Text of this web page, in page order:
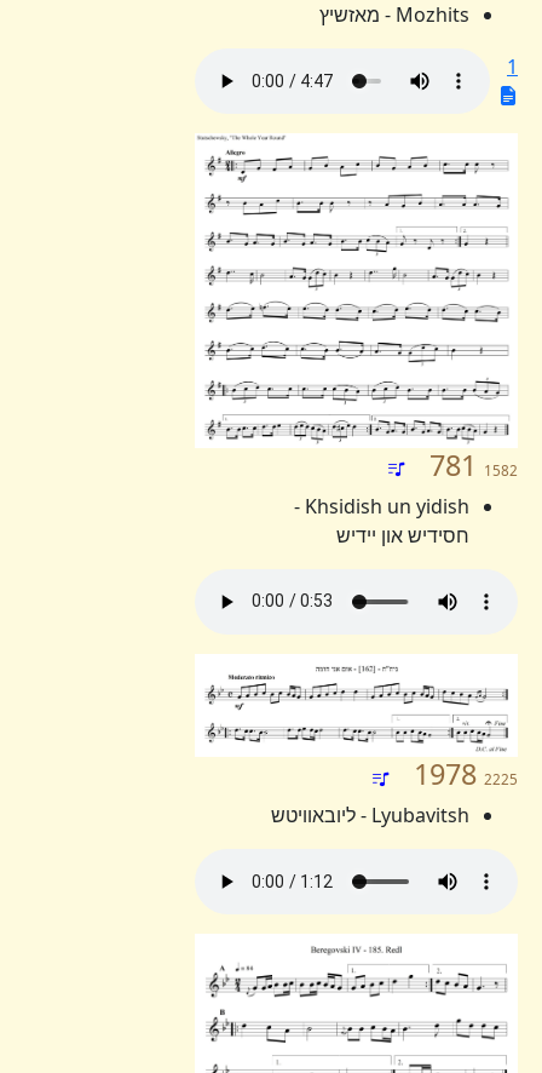
Mozhits - מאזשיץ
781 1582
Khsidish un yidish -
חסידיש און יידיש
1978 2225
Lyubavitsh - ליובאוויטש